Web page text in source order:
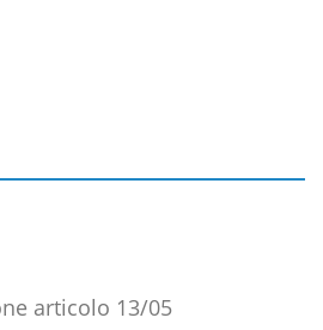
articolo 13/05